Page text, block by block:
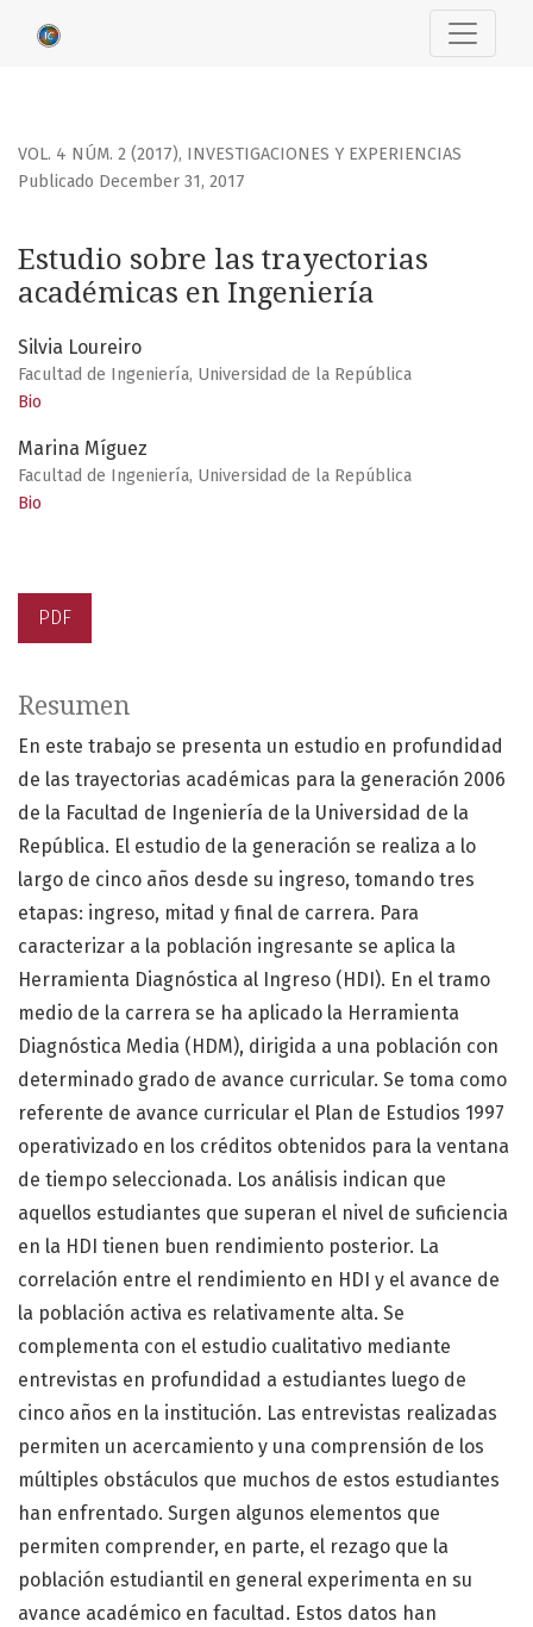
Estudio sobre las trayectorias académicas en Ingeniería
VOL. 4 NÚM. 2 (2017), INVESTIGACIONES Y EXPERIENCIAS
Estudio sobre las trayectorias
académicas en Ingeniería
Publicado December 31, 2017
Silvia Loureiro
Facultad de Ingeniería, Universidad de la República
Bio
Marina Míguez
Facultad de Ingeniería, Universidad de la República
Bio
PDF
Resumen
En este trabajo se presenta un estudio en profundidad
de las trayectorias académicas para la generación 2006
de la Facultad de Ingeniería de la Universidad de la
República. El estudio de la generación se realiza a lo
largo de cinco años desde su ingreso, tomando tres
etapas: ingreso, mitad y final de carrera. Para
caracterizar a la población ingresante se aplica la
Herramienta Diagnóstica al Ingreso (HDI). En el tramo
medio de la carrera se ha aplicado la Herramienta
Diagnóstica Media (HDM), dirigida a una población con
determinado grado de avance curricular. Se toma como
referente de avance curricular el Plan de Estudios 1997
operativizado en los créditos obtenidos para la ventana
de tiempo seleccionada. Los análisis indican que
aquellos estudiantes que superan el nivel de suficiencia
en la HDI tienen buen rendimiento posterior. La
correlación entre el rendimiento en HDI y el avance de
la población activa es relativamente alta. Se
complementa con el estudio cualitativo mediante
entrevistas en profundidad a estudiantes luego de
cinco años en la institución. Las entrevistas realizadas
permiten un acercamiento y una comprensión de los
múltiples obstáculos que muchos de estos estudiantes
han enfrentado. Surgen algunos elementos que
permiten comprender, en parte, el rezago que la
población estudiantil en general experimenta en su
avance académico en facultad. Estos datos han